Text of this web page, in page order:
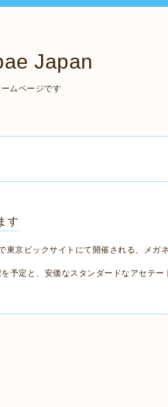
Japan
ムページです
す
東京ビックサイトにて開催される、メガ
予定と、安価なスタンダードなアセテー